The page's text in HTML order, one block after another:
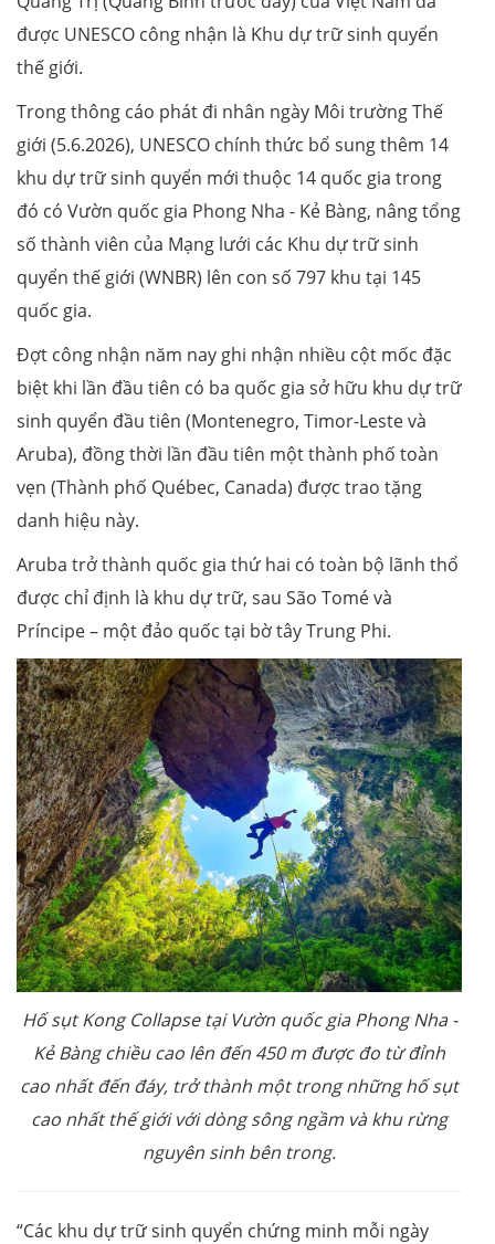
được UNESCO công nhận là Khu dự trữ sinh quyển
thế giới.
Trong thông cáo phát đi nhân ngày Môi trường Thế
giới (5.6.2026), UNESCO chính thức bổ sung thêm 14
khu dự trữ sinh quyển mới thuộc 14 quốc gia trong
đó có Vườn quốc gia Phong Nha - Kẻ Bàng, nâng tổng
số thành viên của Mạng lưới các Khu dự trữ sinh
quyển thế giới (WNBR) lên con số 797 khu tại 145
quốc gia.
Đợt công nhận năm nay ghi nhận nhiều cột mốc đặc
biệt khi lần đầu tiên có ba quốc gia sở hữu khu dự trữ
sinh quyển đầu tiên (Montenegro, Timor-Leste và
Aruba), đồng thời lần đầu tiên một thành phố toàn
vẹn (Thành phố Québec, Canada) được trao tặng
danh hiệu này.
Aruba trở thành quốc gia thứ hai có toàn bộ lãnh thổ
được chỉ định là khu dự trữ, sau São Tomé và
Príncipe – một đảo quốc tại bờ tây Trung Phi.
Hố sụt Kong Collapse tại Vườn quốc gia Phong Nha -
Kẻ Bàngchiều cao lên đến 450 m được đo từ đỉnh
cao nhất đến đáy, trở thành một trong những hố sụt
cao nhất thế giới với dòng sông ngầm và khu rừng
nguyên sinh bên trong.
“Các khu dự trữ sinh quyển chứng minh mỗi ngày